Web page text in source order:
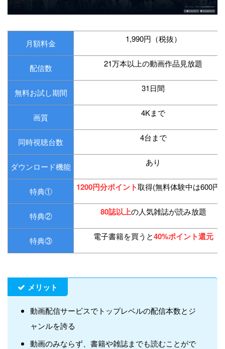
月額料金 1,990円（税抜）
配信数 21万本以上の動画作品見放題
無料お試し期間 31日間
画質 4Kまで
同時視聴台数 4台まで
ダウンロード機能 あり
特典① 1200円分ポイント取得(無料体験中は600円
特典② 80誌以上の人気雑誌が読み放題
特典③ 電子書籍を買うと40%ポイント還元
メリット
動画配信サービスでトップレベルの配信本数とジ
ャンルを誇る
動画のみならず、書籍や雑誌までも読むことがで